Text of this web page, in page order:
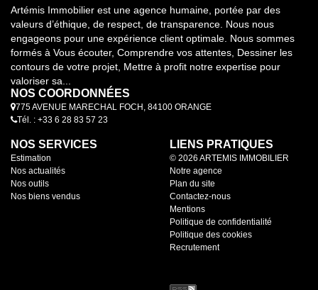
Artémis Immobilier est une agence humaine, portée par des
valeurs d’éthique, de respect, de transparence. Nous nous
engageons pour une expérience client optimale. Nous sommes
formés à Vous écouter, Comprendre vos attentes, Dessiner les
contours de votre projet, Mettre à profit notre expertise pour
valoriser sa...
NOS COORDONNÉES
775 AVENUE MARECHAL FOCH, 84100 ORANGE
Tél. : +33 6 28 83 57 23
NOS SERVICES
Estimation
Nos actualités
Nos outils
Nos biens vendus
LIENS PRATIQUES
© 2026 ARTEMIS IMMOBILIER
Notre agence
Plan du site
Contactez-nous
Mentions
Politique de confidentialité
Politique des cookies
Recrutement